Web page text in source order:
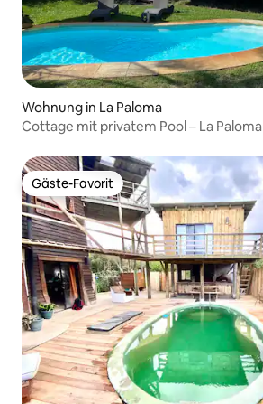
Wohnung in La Paloma
Cottage mit privatem Pool – La Paloma
Gäste-Favorit
Gäste-Favorit